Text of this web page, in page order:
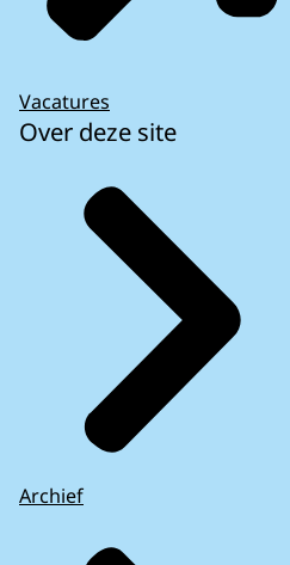
Vacatures
Over deze site
Archief